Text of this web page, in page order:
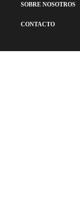
SOBRE NOSOTROS
CONTACTO